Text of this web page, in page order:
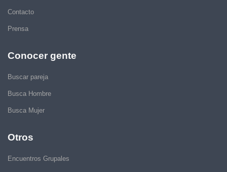
Contacto
Prensa
Conocer gente
Buscar pareja
Busca Hombre
Busca Mujer
Otros
Encuentros Grupales